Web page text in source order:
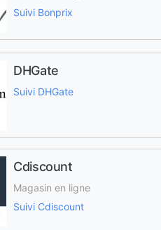
Suivi Bonprix
DHGate
Suivi DHGate
Cdiscount
Magasin en ligne
Suivi Cdiscount